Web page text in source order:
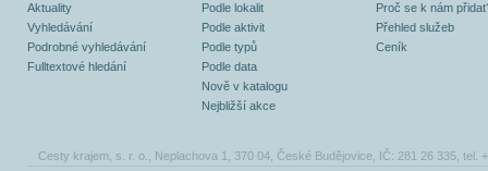
Aktuality
Vyhledávání
Podrobné vyhledávání
Fulltextové hledání
Podle lokalit
Podle aktivit
Podle typů
Podle data
Nově v katalogu
Nejbližší akce
Proč se k nám
Přehled služeb
Ceník
Cesty krajem, s. r. o., Neplachova 1, 370 04, České Budějovice, IČ: 281 26 335, tel.